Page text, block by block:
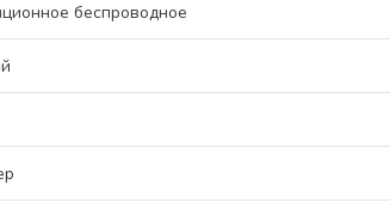
беспроводное